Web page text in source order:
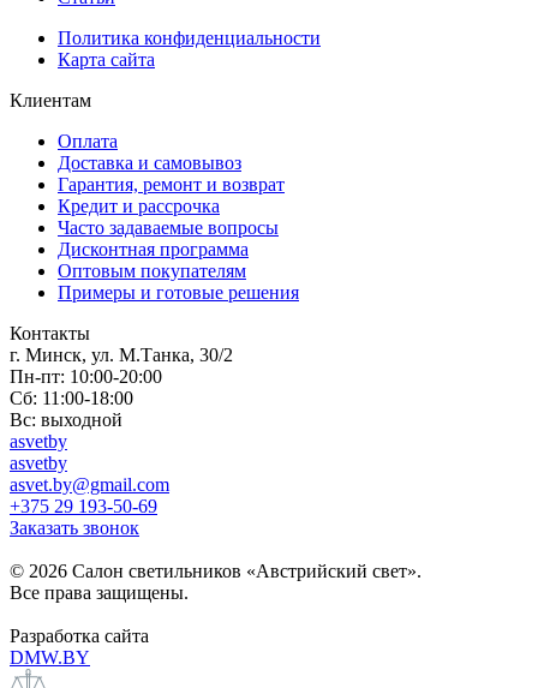
Политика конфиденциальности
Карта сайта
Клиентам
Оплата
Доставка и самовывоз
Гарантия, ремонт и возврат
Кредит и рассрочка
Часто задаваемые вопросы
Дисконтная программа
Оптовым покупателям
Примеры и готовые решения
Контакты
г. Минск, ул. М.Танка, 30/2
Пн-пт: 10:00-20:00
Сб: 11:00-18:00
Вс: выходной
asvetby
asvetby
asvet.by@gmail.com
+375 29 193-50-69
Заказать звонок
© 2026 Салон светильников «Австрийский свет».
Все права защищены.
Разработка сайта
DMW.BY